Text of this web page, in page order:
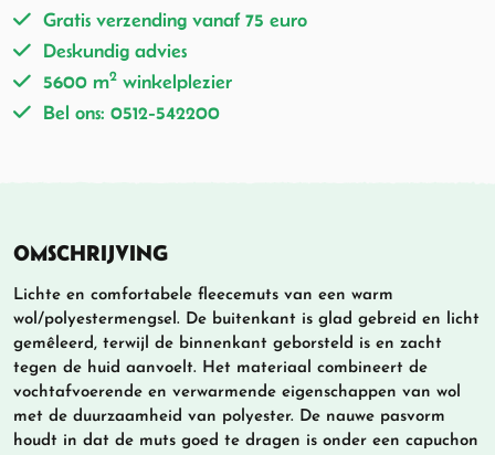
Gratis verzending vanaf 75 euro
Deskundig advies
5600 m2 winkelplezier
Bel ons: 0512-542200
OMSCHRIJVING
Lichte en comfortabele fleecemuts van een warm
wol/polyestermengsel. De buitenkant is glad gebreid en licht
gemêleerd, terwijl de binnenkant geborsteld is en zacht
tegen de huid aanvoelt. Het materiaal combineert de
vochtafvoerende en verwarmende eigenschappen van wol
met de duurzaamheid van polyester. De nauwe pasvorm
houdt in dat de muts goed te dragen is onder een capuchon